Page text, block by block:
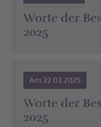
Worte der
2025
Am 22.03.2025
Worte der
2025